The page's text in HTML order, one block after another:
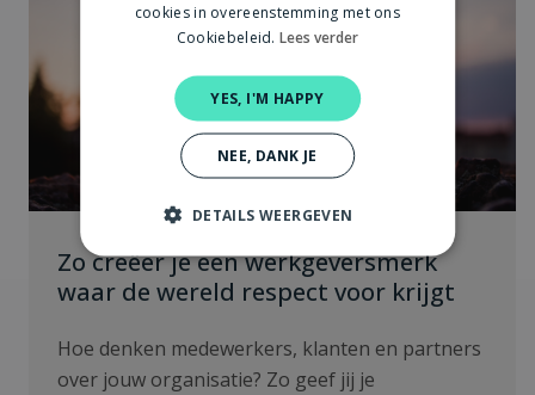
Zo creëer je een werkgeversmerk
waar de wereld respect voor krijgt
Hoe denken medewerkers, klanten en partners
over jouw organisatie? Zo geef jij je
cookies in overeenstemming met ons
Cookiebeleid. Lees verder
YES, I'M HAPPY
NEE, DANK JE
DETAILS WEERGEVEN